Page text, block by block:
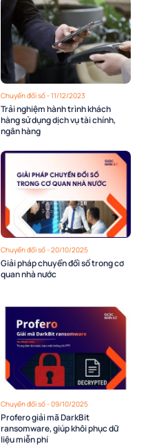
Chuyển đổi số - 11/12/2023
Trải nghiệm hành trình khách
hàng sử dụng dịch vụ tài chính,
ngân hàng
Chuyển đổi số - 20/10/2025
Giải pháp chuyển đổi số trong cơ
quan nhà nước
Chuyển đổi số - 09/10/2025
Profero giải mã DarkBit
ransomware, giúp khôi phục dữ
liệu miễn phí